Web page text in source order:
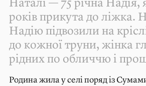
років прикута до ліжка.
Надію підвозили на
до кожної труни, жінка
рідних по обличчю і
Родина жила у селі поряд із